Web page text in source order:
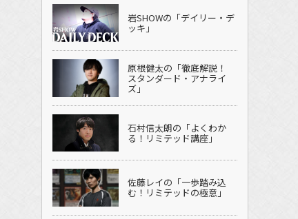
岩SHOWの「デイリー・デ
ッキ」
原根健太の「徹底解説！
スタンダード・アナライ
ズ」
石村信太朗の「よくわか
る！リミテッド講座」
佐藤レイの「一歩踏み込
む！リミテッドの極意」